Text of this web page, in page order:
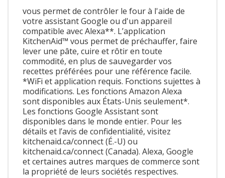
vous permet de contrôler le four à l'aide de
votre assistant Google ou d'un appareil
compatible avec Alexa**. L’application
KitchenAid™ vous permet de préchauffer, faire
lever une pâte, cuire et rôtir en toute
commodité, en plus de sauvegarder vos
recettes préférées pour une référence facile.
*WiFi et application requis. Fonctions sujettes à
modifications. Les fonctions Amazon Alexa
sont disponibles aux États-Unis seulement*.
Les fonctions Google Assistant sont
disponibles dans le monde entier. Pour les
détails et l’avis de confidentialité, visitez
kitchenaid.ca/connect (É.-U) ou
kitchenaid.ca/connect (Canada). Alexa, Google
et certaines autres marques de commerce sont
la propriété de leurs sociétés respectives.